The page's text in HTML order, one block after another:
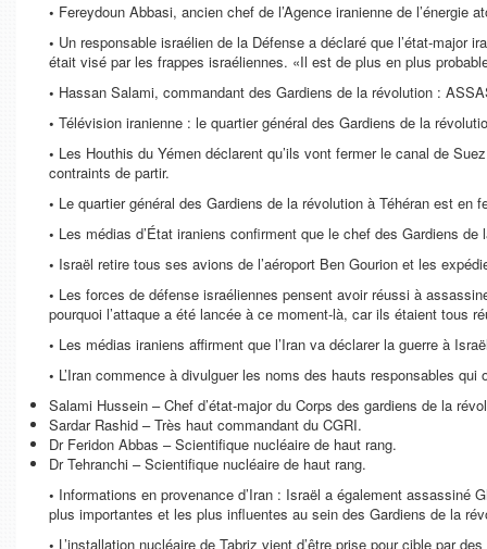
• Fereydoun Abbasi, ancien chef de l’Agence iranienne de l’énergie
• Un responsable israélien de la Défense a déclaré que l’état-major
était visé par les frappes israéliennes. «Il est de plus en plus
• Hassan Salami, commandant des Gardiens de la révolution :
• Télévision iranienne : le quartier général des Gardiens de la
• Les Houthis du Yémen déclarent qu’ils vont fermer le canal de
contraints de partir.
• Le quartier général des Gardiens de la révolution à Téhéran est
• Les médias d’État iraniens confirment que le chef des Gardiens
• Israël retire tous ses avions de l’aéroport Ben Gourion et les
• Les forces de défense israéliennes pensent avoir réussi à
pourquoi l’attaque a été lancée à ce moment-là, car ils étaient tous
• Les médias iraniens affirment que l’Iran va déclarer la guerre à
• L’Iran commence à divulguer les noms des hauts responsables qui
Salami Hussein – Chef d’état-major du Corps des gardiens de la
Sardar Rashid – Très haut commandant du CGRI.
Dr Feridon Abbas – Scientifique nucléaire de haut rang.
Dr Tehranchi – Scientifique nucléaire de haut rang.
• Informations en provenance d’Iran : Israël a également assassiné
plus importantes et les plus influentes au sein des Gardiens de la
• L’installation nucléaire de Tabriz vient d’être prise pour cible par